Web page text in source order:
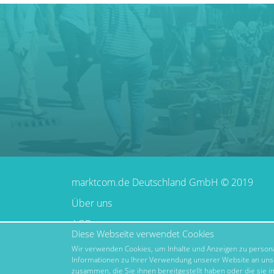
marktcom.de Deutschland GmbH © 2019
Über uns
AGB
Impressum
Datenschutz
Diese Webseite verwendet Cookies
Wir verwenden Cookies, um Inhalte und Anzeigen zu
Informationen zu Ihrer Verwendung unserer Website an
zusammen, die Sie ihnen bereitgestellt haben oder die sie